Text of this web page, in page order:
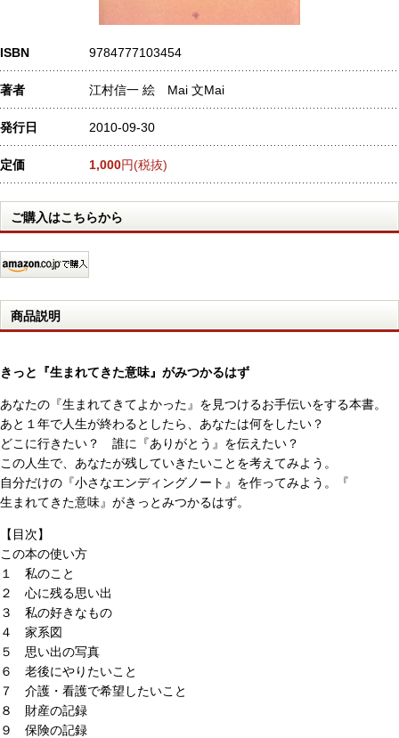
ISBN 9784777103454
著者 江村信一 絵 Mai 文Mai
発行日 2010-09-30
定価 1,000円(税抜)
ご購入はこちらから
商品説明
きっと『生まれてきた意味』がみつかるはず
あなたの『生まれてきてよかった』を見つけるお手伝いをする本書。
あと１年で人生が終わるとしたら、あなたは何をしたい？
どこに行きたい？ 誰に『ありがとう』を伝えたい？
この人生で、あなたが残していきたいことを考えてみよう。
自分だけの『小さなエンディングノート』を作ってみよう。『
生まれてきた意味』がきっとみつかるはず。
【目次】
この本の使い方
１ 私のこと
２ 心に残る思い出
３ 私の好きなもの
４ 家系図
５ 思い出の写真
６ 老後にやりたいこと
７ 介護・看護で希望したいこと
８ 財産の記録
９ 保険の記録